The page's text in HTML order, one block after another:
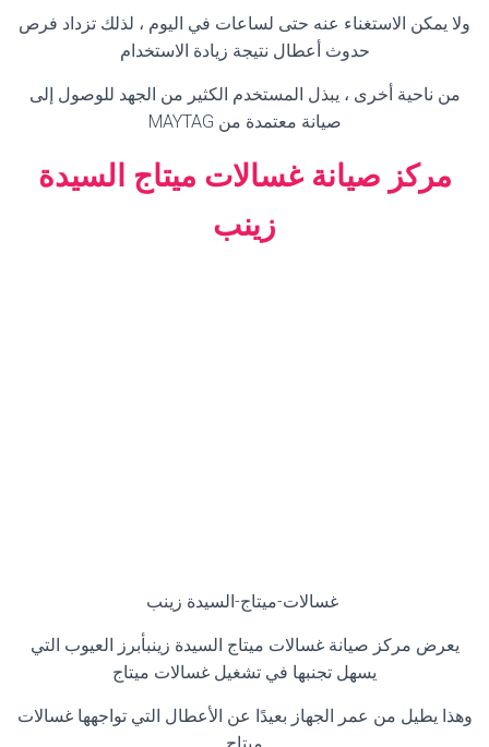
ولا يمكن الاستغناء عنه حتى لساعات في اليوم ، لذلك تزداد فرص
حدوث أعطال نتيجة زيادة الاستخدام
من ناحية أخرى ، يبذل المستخدم الكثير من الجهد للوصول إلى
صيانة معتمدة من
مركز صيانة غسالات ميتاج السيدة
زينب
غسالات-ميتاج-السيدة زينب
يعرض مركز صيانة غسالات ميتاج السيدة زينبأبرز العيوب التي
يسهل تجنبها في تشغيل غسالات ميتاج
وهذا يطيل من عمر الجهاز بعيدًا عن الأعطال التي تواجهها غسالات